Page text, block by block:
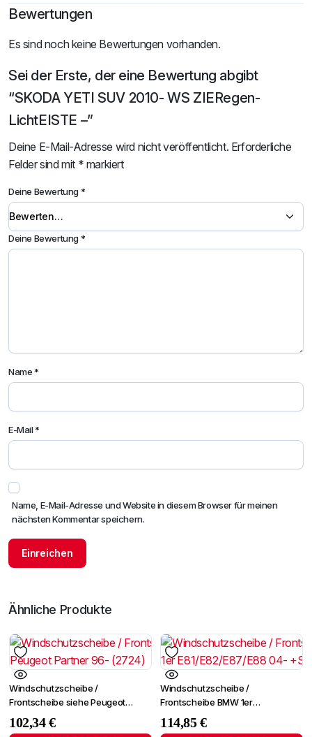
Bewertungen
Es sind noch keine Bewertungen vorhanden.
Sei der Erste, der eine Bewertung abgibt
“SKODA YETI SUV 2010- WS ZIERegen-
LichtEISTE –”
Deine E-Mail-Adresse wird nicht veröffentlicht. Erforderliche
Felder sind mit * markiert
Deine Bewertung*
Deine Bewertung*
Name*
E-Mail*
Name, E-Mail-Adresse und Website in diesem Browser für meinen
nächsten Kommentar speichern.
Ähnliche Produkte
Windschutzscheibe /
Frontscheibe siehe Peugeot
Partner 96- (2724)
102,34€
Windschutzscheibe /
Frontscheibe BMW 1er
E81/E82/E87/E88 04-
+Spiegelhalter
114,85€